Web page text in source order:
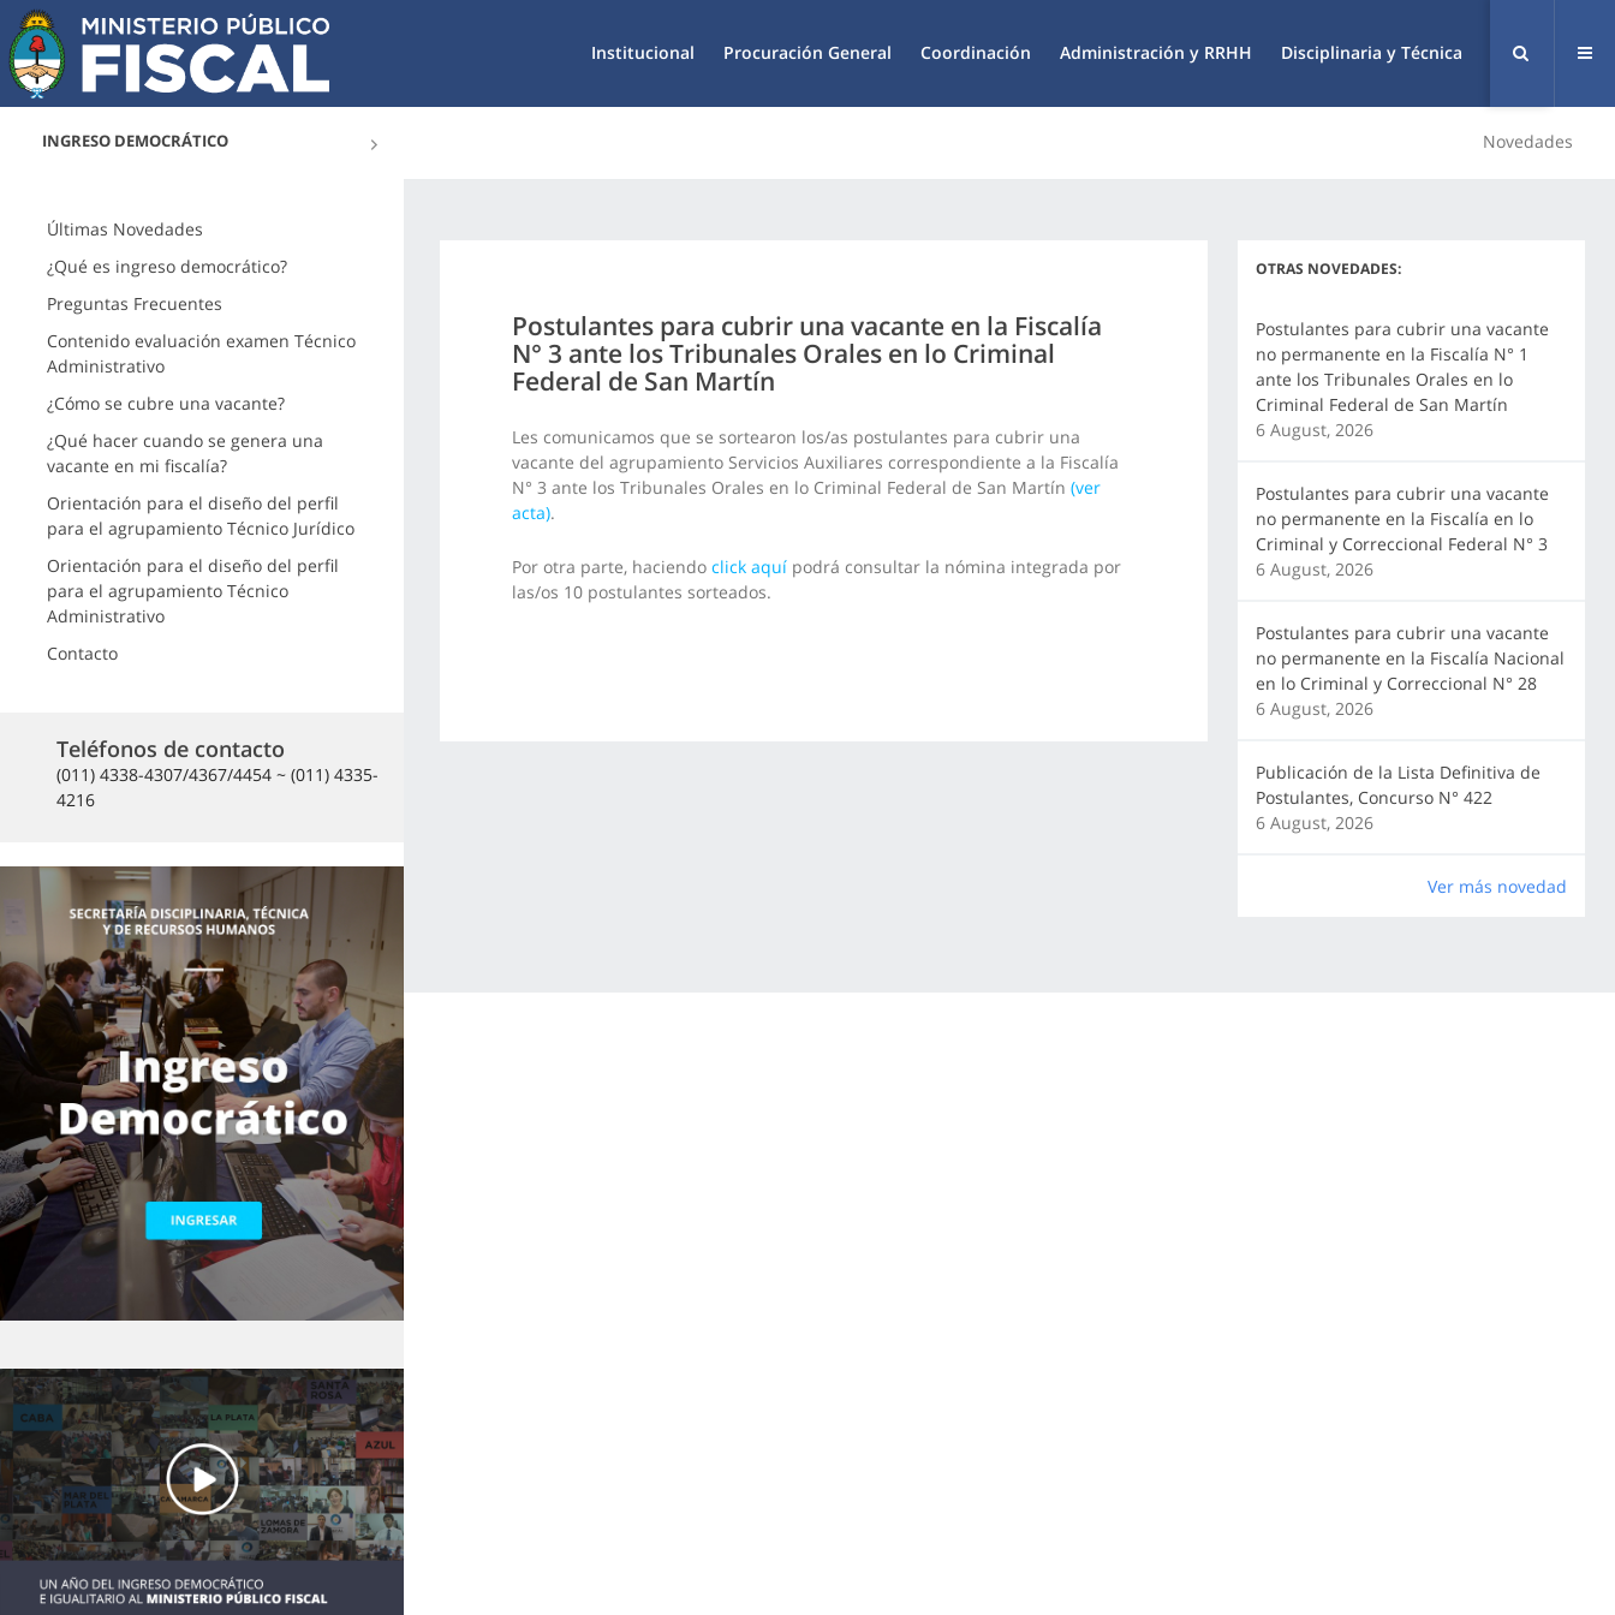
Institucional Procuración General Coordinación Administración y RRHH Disciplinaria y Técnica
INGRESO DEMOCRÁTICO Novedades
Últimas Novedades
¿Qué es ingreso democrático?
Preguntas Frecuentes
Contenido evaluación examen Técnico
Administrativo
¿Cómo se cubre una vacante?
¿Qué hacer cuando se genera una
vacante en mi fiscalía?
Orientación para el diseño del perfil
para el agrupamiento Técnico Jurídico
Orientación para el diseño del perfil
para el agrupamiento Técnico
Administrativo
Contacto
Teléfonos de contacto
(011) 4338-4307/4367/4454 ~ (011) 4335-
4216
Postulantes para cubrir una vacante en la Fiscalía
N° 3 ante los Tribunales Orales en lo Criminal
Federal de San Martín
Les comunicamos que se sortearon los/as postulantes para cubrir una
vacante del agrupamiento Servicios Auxiliares correspondiente a la Fiscalía
N° 3 ante los Tribunales Orales en lo Criminal Federal de San Martín (ver
acta).
Por otra parte, haciendo click aquí podrá consultar la nómina integrada por
las/os 10 postulantes sorteados.
OTRAS NOVEDADES:
Postulantes para cubrir una vacante
no permanente en la Fiscalía N° 1
ante los Tribunales Orales en lo
Criminal Federal de San Martín
6 August, 2026
Postulantes para cubrir una vacante
no permanente en la Fiscalía en lo
Criminal y Correccional Federal N° 3
6 August, 2026
Postulantes para cubrir una vacante
no permanente en la Fiscalía Nacional
en lo Criminal y Correccional N° 28
6 August, 2026
Publicación de la Lista Definitiva de
Postulantes, Concurso N° 422
6 August, 2026
Ver más novedad